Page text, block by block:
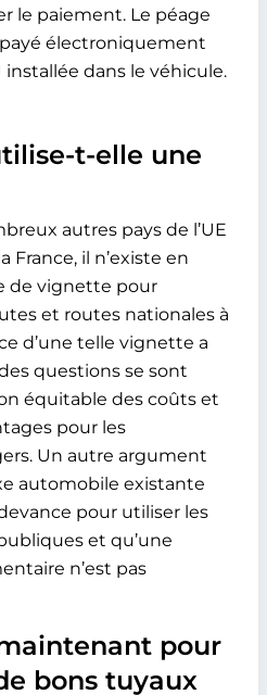
le paiement. Le péage
électroniquement
installée dans le véhicule.
t-elle une
autres pays de l’UE
France, il n’existe en
de vignette pour
et routes nationales à
d’une telle vignette a
questions se sont
équitable des coûts et
pour les
Un autre argument
automobile existante
pour utiliser les
et qu’une
n’est pas
pour
bons tuyaux